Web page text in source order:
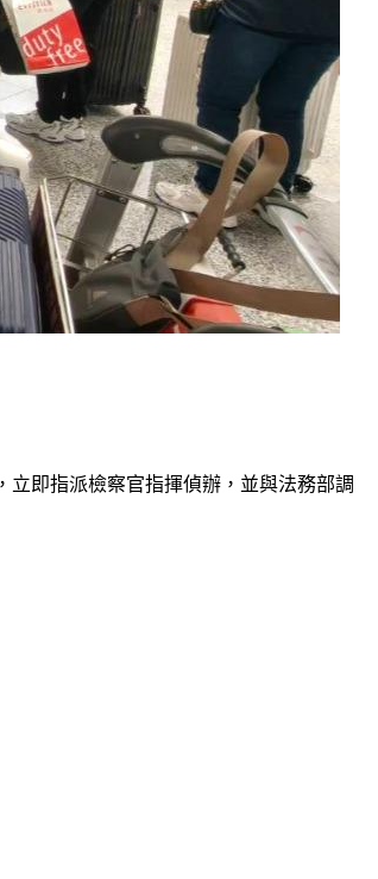
即指派檢察官指揮偵辦，並與法務部調